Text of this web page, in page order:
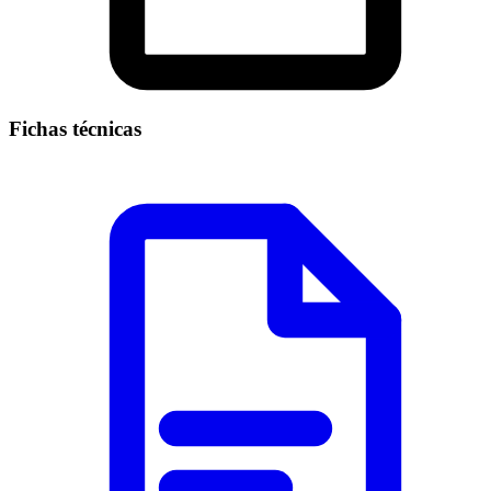
Fichas técnicas